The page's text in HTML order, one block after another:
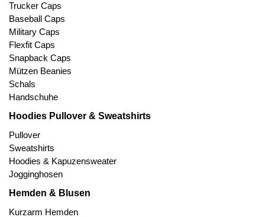
Trucker Caps
Baseball Caps
Military Caps
Flexfit Caps
Snapback Caps
Mützen Beanies
Schals
Handschuhe
Hoodies Pullover & Sweatshirts
Pullover
Sweatshirts
Hoodies & Kapuzensweater
Jogginghosen
Hemden & Blusen
Kurzarm Hemden